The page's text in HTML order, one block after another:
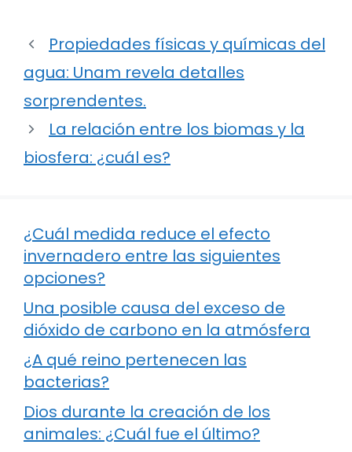
Propiedades físicas y químicas del
agua: Unam revela detalles
sorprendentes.
La relación entre los biomas y la
biosfera: ¿cuál es?
¿Cuál medida reduce el efecto
invernadero entre las siguientes
opciones?
Una posible causa del exceso de
dióxido de carbono en la atmósfera
¿A qué reino pertenecen las
bacterias?
Dios durante la creación de los
animales: ¿Cuál fue el último?